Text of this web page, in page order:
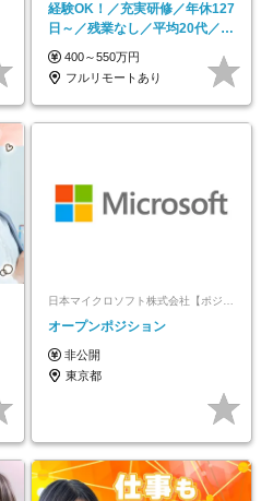
経験OK！／充実研修／年休127
日～／残業なし／平均20代／リ
モートOK
400～550万円
フルリモートあり
オープンポジション
非公開
東京都